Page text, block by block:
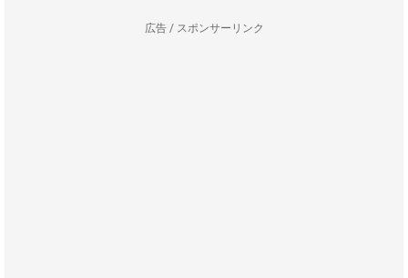
広告 / スポンサーリンク